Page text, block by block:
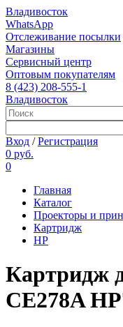
Владивосток
WhatsApp
Отслеживание посылки
Магазины
Сервисный центр
Оптовым покупателям
8 (423) 208-555-1
Владивосток
Вход /Регистрация
0 руб.
0
Главная
Каталог
Проекторы и
Картридж
HP
Картридж
CE278A